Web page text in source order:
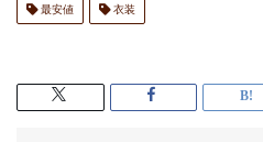
最安値 衣装